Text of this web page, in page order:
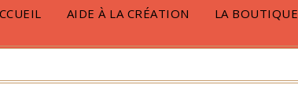
AIDE À LA CRÉATION LA BOUTIQUE